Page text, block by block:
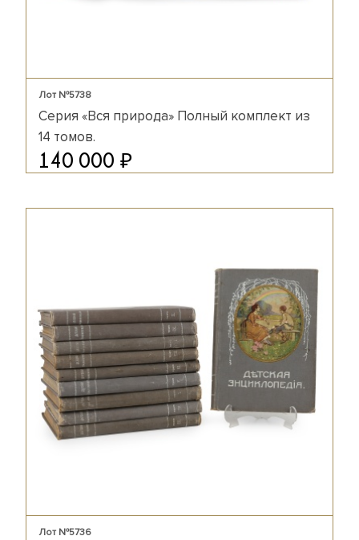
Лот №5738
Серия «Вся природа» Полный комплект из
14 томов.
140 000 ₽
Лот №5736